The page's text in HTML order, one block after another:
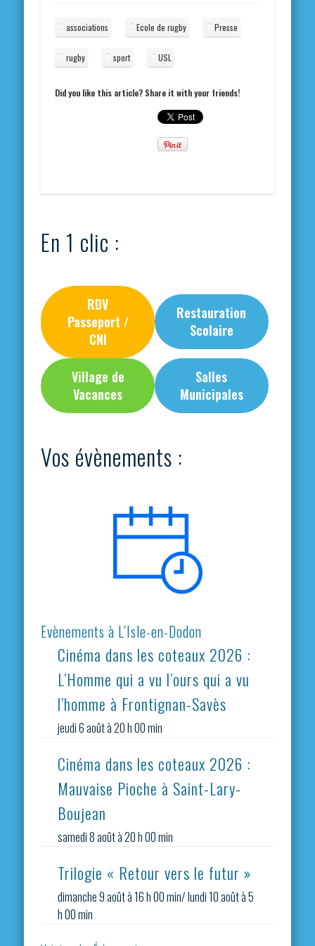
associations Ecole de rugby Presse
rugby sport USL
Did you like this article? Share it with your friends!
En 1 clic :
RDV
Passeport /
CNI
Restauration
Scolaire
Village de
Vacances
Salles
Municipales
Vos évènements :
Evènements à L’Isle-en-Dodon
Cinéma dans les coteaux 2026 :
L’Homme qui a vu l’ours qui a vu
l’homme à Frontignan-Savès
jeudi 6 août à 20 h 00 min
Cinéma dans les coteaux 2026 :
Mauvaise Pioche à Saint-Lary-
Boujean
samedi 8 août à 20 h 00 min
Trilogie « Retour vers le futur »
dimanche 9 août à 16 h 00 min/lundi 10 août à 5
h 00 min